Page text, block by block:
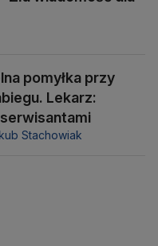
pomyłka przy
Lekarz:
Stachowiak